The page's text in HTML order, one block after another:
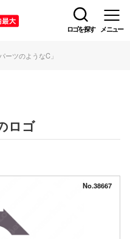
ロゴを探す メニュー
ーツのようなC」
ロゴ
No.38667